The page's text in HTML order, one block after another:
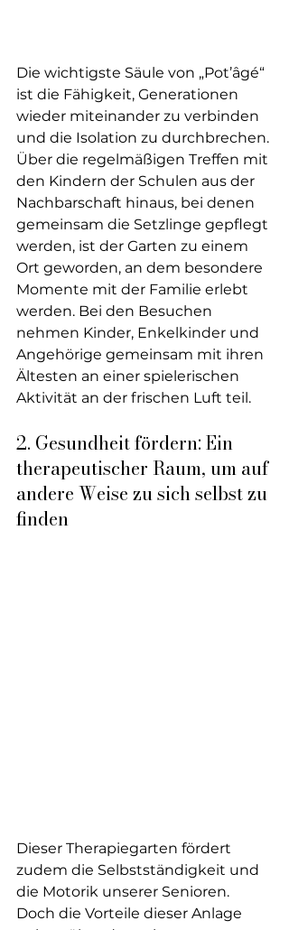
Die wichtigste Säule von „Pot’âgé“
ist die Fähigkeit, Generationen
wieder miteinander zu verbinden
und die Isolation zu durchbrechen.
Über die regelmäßigen Treffen mit
den Kindern der Schulen aus der
Nachbarschaft hinaus, bei denen
gemeinsam die Setzlinge gepflegt
werden, ist der Garten zu einem
Ort geworden, an dem besondere
Momente mit der Familie erlebt
werden. Bei den Besuchen
nehmen Kinder, Enkelkinder und
Angehörige gemeinsam mit ihren
Ältesten an einer spielerischen
Aktivität an der frischen Luft teil.
2. Gesundheit fördern: Ein
therapeutischer Raum, um auf
andere Weise zu sich selbst zu
finden
Dieser Therapiegarten fördert
zudem die Selbstständigkeit und
die Motorik unserer Senioren.
Doch die Vorteile dieser Anlage